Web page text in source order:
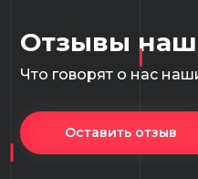
Отзывы
Что говорят о нас
Оставить отзыв